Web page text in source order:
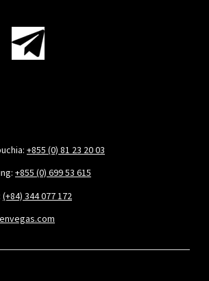
+855 (0) 81 23 20 03
+855 (0) 699 53 615
(+84) 344 077 172